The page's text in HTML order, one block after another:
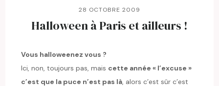
28 OCTOBRE 2009
Halloween à Paris et ailleurs !
Vous halloweenez vous ?
Ici, non, toujours pas, mais cette année « l’excuse »
c’est que la puce n’est pas là, alors c’est sûr c’est